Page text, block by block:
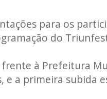
para os
do
à Prefeitura
e a primeira subida